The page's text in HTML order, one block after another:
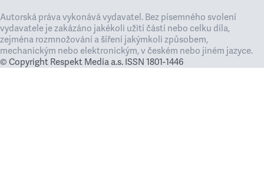
Autorská práva vykonává vydavatel. Bez písemného svolení
vydavatele je zakázáno jakékoli užití částí nebo celku díla,
zejména rozmnožování a šíření jakýmkoli způsobem,
mechanickým nebo elektronickým, v českém nebo jiném jazyce.
© Copyright Respekt Media a.s. ISSN 1801-1446